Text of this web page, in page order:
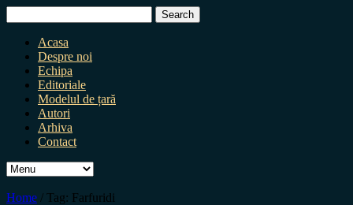
for:
Acasa
Despre noi
Echipa
Editoriale
Modelul de țară
Autori
Arhiva
Contact
Home / Tag: Farfuridi